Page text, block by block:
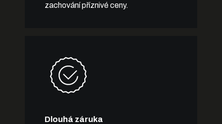
zachování příznivé ceny.
Dlouhá záruka